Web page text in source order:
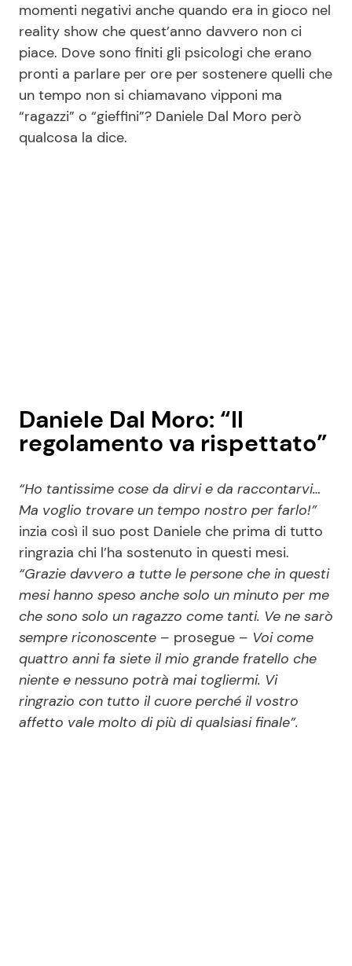
Info
Chi siamo
Disclaimer e Privacy
Redazione
Contattaci
momenti negativi anche quando era in gioco nel
reality show che quest’anno davvero non ci
piace. Dove sono finiti gli psicologi che erano
pronti a parlare per ore per sostenere quelli che
un tempo non si chiamavano vipponi ma
“ragazzi” o “gieffini”? Daniele Dal Moro però
qualcosa la dice.
Daniele Dal Moro: “Il
regolamento va rispettato”
“Ho tantissime cose da dirvi e da raccontarvi…
Ma voglio trovare un tempo nostro per farlo!”
inzia così il suo post Daniele che prima di tutto
ringrazia chi l’ha sostenuto in questi mesi.
“Grazie davvero a tutte le persone che in questi
mesi hanno speso anche solo un minuto per me
che sono solo un ragazzo come tanti. Ve ne sarò
sempre riconoscente – prosegue – Voi come
quattro anni fa siete il mio grande fratello che
niente e nessuno potrà mai togliermi. Vi
ringrazio con tutto il cuore perché il vostro
affetto vale molto di più di qualsiasi finale”.